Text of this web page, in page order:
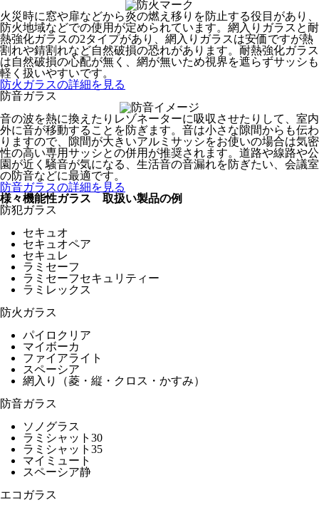
火災時に窓や扉などから炎の燃え移りを防止する役目があり、
防火地域などでの使用が定められています。網入りガラスと耐
熱強化ガラスの2タイプがあり、網入りガラスは安価ですが熱
割れや錆割れなど自然破損の恐れがあります。耐熱強化ガラス
は自然破損の心配が無く、網が無いため視界を遮らずサッシも
軽く扱いやすいです。
防火ガラスの詳細を見る
防音ガラス
音の波を熱に換えたりレゾネーターに吸収させたりして、室内
外に音が移動することを防ぎます。音は小さな隙間からも伝わ
りますので、隙間が大きいアルミサッシをお使いの場合は気密
性の高い専用サッシとの併用が推奨されます。道路や線路や公
園が近く騒音が気になる、生活音の音漏れを防ぎたい、会議室
の防音などに最適です。
防音ガラスの詳細を見る
様々機能性ガラス 取扱い製品の例
防犯ガラス
セキュオ
セキュオペア
セキュレ
ラミセーフ
ラミセーフセキュリティー
ラミレックス
防火ガラス
パイロクリア
マイボーカ
ファイアライト
スペーシア
網入り（菱・縦・クロス・かすみ）
防音ガラス
ソノグラス
ラミシャット30
ラミシャット35
マイミュート
スペーシア静
エコガラス